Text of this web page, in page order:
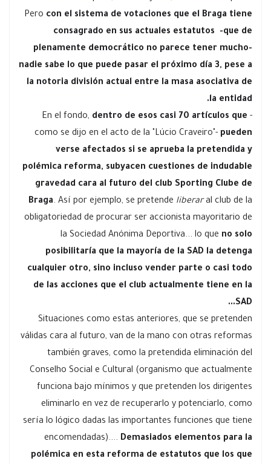
Pero con el sistema de votaciones que el Braga tiene
consagrado en sus actuales estatutos -que de
plenamente democrático no parece tener mucho-
nadie sabe lo que puede pasar el próximo día 3, pese a
la notoria división actual entre la masa asociativa de
la entidad.
En el fondo, dentro de esos casi 70 artículos que -
como se dijo en el acto de la "Lúcio Craveiro"- pueden
verse afectados si se aprueba la pretendida y
polémica reforma, subyacen cuestiones de indudable
gravedad cara al futuro del club Sporting Clube de
Braga. Así por ejemplo, se pretende liberaral club de la
obligatoriedad de procurar ser accionista mayoritario de
la Sociedad Anónima Deportiva... lo que no solo
posibilitaría que la mayoría de la SAD la detenga
cualquier otro, sino incluso vender parte o casi todo
de las acciones que el club actualmente tiene en la
SAD...
Situaciones como estas anteriores, que se pretenden
válidas cara al futuro, van de la mano con otras reformas
también graves, como la pretendida eliminación del
Conselho Social e Cultural (organismo que actualmente
funciona bajo mínimos y que pretenden los dirigentes
eliminarlo en vez de recuperarlo y potenciarlo, como
sería lo lógico dadas las importantes funciones que tiene
encomendadas).... Demasiados elementos para la
polémica en esta reforma de estatutos que los que